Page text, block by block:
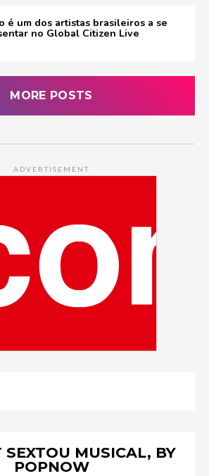
é um dos artistas brasileiros a se
no Global Citizen Live
MORE POSTS
ADVERTISEMENT
SEXTOU MUSICAL, BY
POPNOW